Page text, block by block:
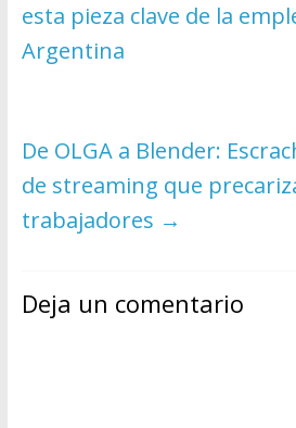
esta pieza clave de la
Argentina
De OLGA a Blender:
de streaming que
trabajadores →
Deja un comentario